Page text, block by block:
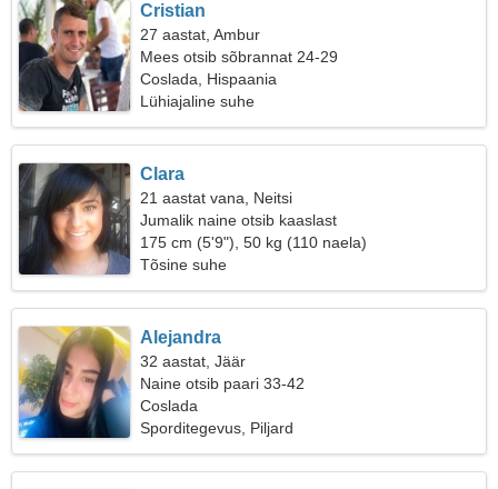
Cristian
27 aastat, Ambur
Mees otsib sõbrannat 24-29
Coslada, Hispaania
Lühiajaline suhe
Clara
21 aastat vana, Neitsi
Jumalik naine otsib kaaslast
175 cm (5'9"), 50 kg (110 naela)
Tõsine suhe
Alejandra
32 aastat, Jäär
Naine otsib paari 33-42
Coslada
Sporditegevus, Piljard